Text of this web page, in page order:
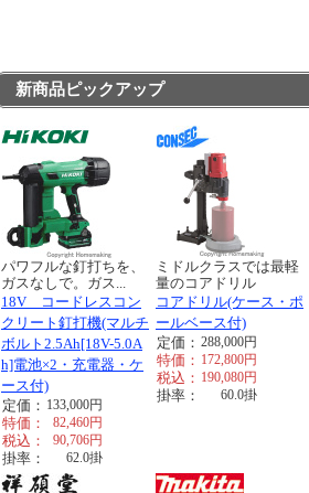
新商品ピックアップ
パワフルな釘打ちを、
ガスなしで。ガス...
18V コードレスコン
クリート釘打機(マルチ
ボルト2.5Ah[18V-5.0A
h]電池×2・充電器・ケ
ース付)
定価： 133,000円
特価： 82,460円
税込： 90,706円
掛率： 62.0掛
ミドルクラスでは最軽
量のコアドリル
コアドリル(ケース・ポ
ールベース付)
定価： 288,000円
特価： 172,800円
税込： 190,080円
掛率： 60.0掛